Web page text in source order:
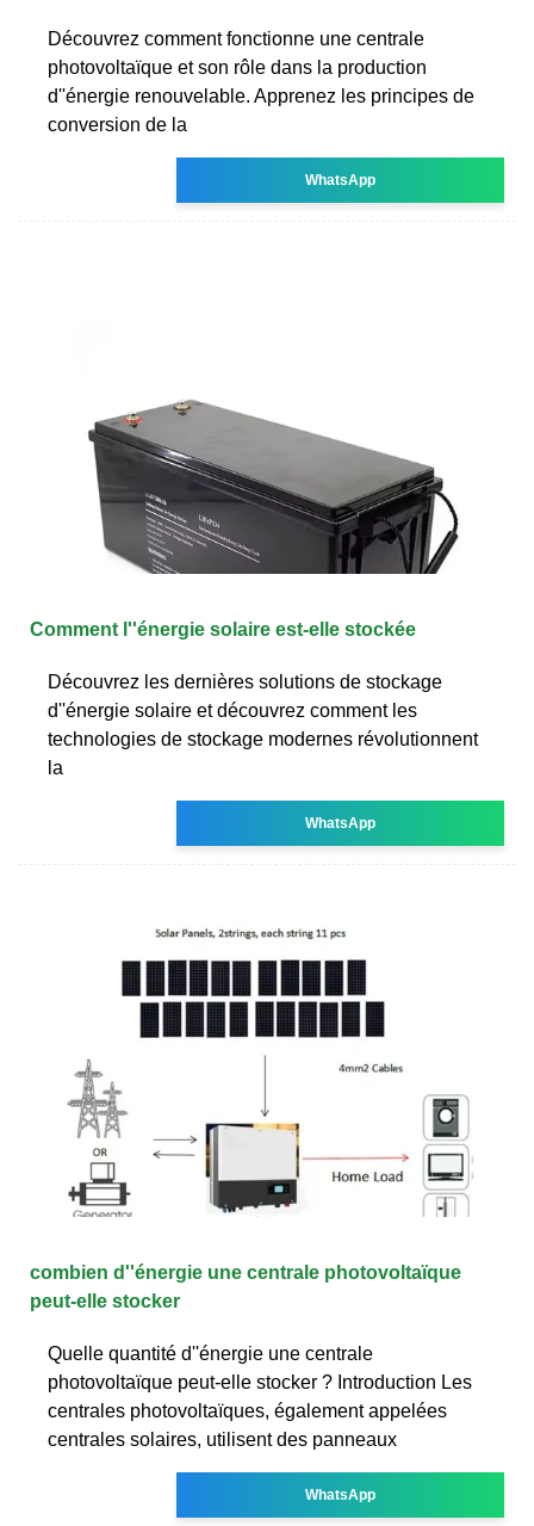
Découvrez comment fonctionne une centrale
photovoltaïque et son rôle dans la production
d''énergie renouvelable. Apprenez les principes de
conversion de la
WhatsApp
Comment l''énergie solaire est-elle stockée
Découvrez les dernières solutions de stockage
d''énergie solaire et découvrez comment les
technologies de stockage modernes révolutionnent
la
WhatsApp
combien d''énergie une centrale photovoltaïque
peut-elle stocker
Quelle quantité d''énergie une centrale
photovoltaïque peut-elle stocker ? Introduction Les
centrales photovoltaïques, également appelées
centrales solaires, utilisent des panneaux
WhatsApp